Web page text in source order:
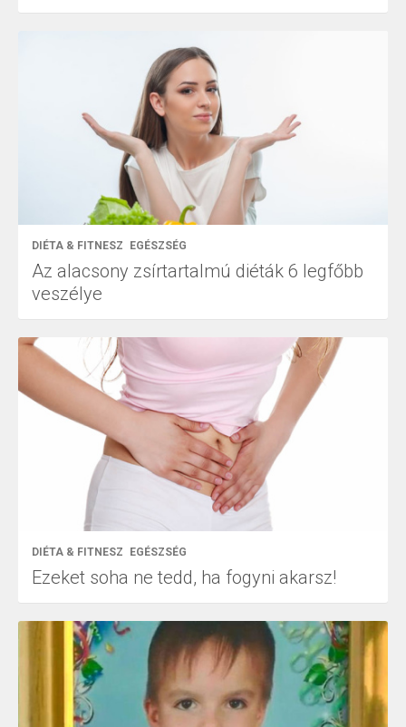
DIÉTA & FITNESZ EGÉSZSÉG
Az alacsony zsírtartalmú diéták 6 legfőbb
veszélye
DIÉTA & FITNESZ EGÉSZSÉG
Ezeket soha ne tedd, ha fogyni akarsz!